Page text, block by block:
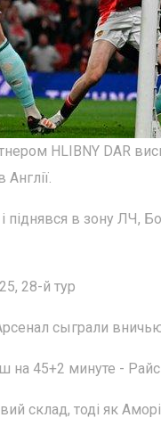
HLIBNY DAR
Англії.
піднявся в зону ЛЧ,
28-й тур
сыграли
45+2 минуте - Райс
склад, тоді як